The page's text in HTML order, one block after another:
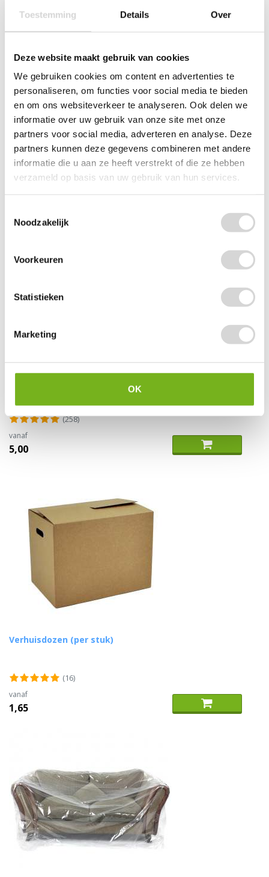
Toestemming Details Over
Deze website maakt gebruik van cookies
We gebruiken cookies om content en advertenties te
personaliseren, om functies voor social media te bieden
en om ons websiteverkeer te analyseren. Ook delen we
informatie over uw gebruik van onze site met onze
partners voor social media, adverteren en analyse. Deze
partners kunnen deze gegevens combineren met andere
informatie die u aan ze heeft verstrekt of die ze hebben
verzameld op basis van uw gebruik van hun services.
Noodzakelijk
Voorkeuren
Statistieken
Marketing
OK
Waarschuwingstape breekbaar / fragile (per rol)
(61)
vanaf
(258)
vanaf
5,00
Verhuisdozen (per stuk)
(16)
vanaf
1,65